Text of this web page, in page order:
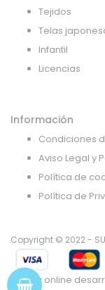
Tejidos
Telas
Infantil
Licencias
Información
Condiciones
Aviso Legal y
Política de
Política de
Copyright © 2022 -
Tienda online